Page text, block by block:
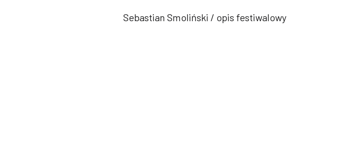
Sebastian Smoliński / opis festiwalowy